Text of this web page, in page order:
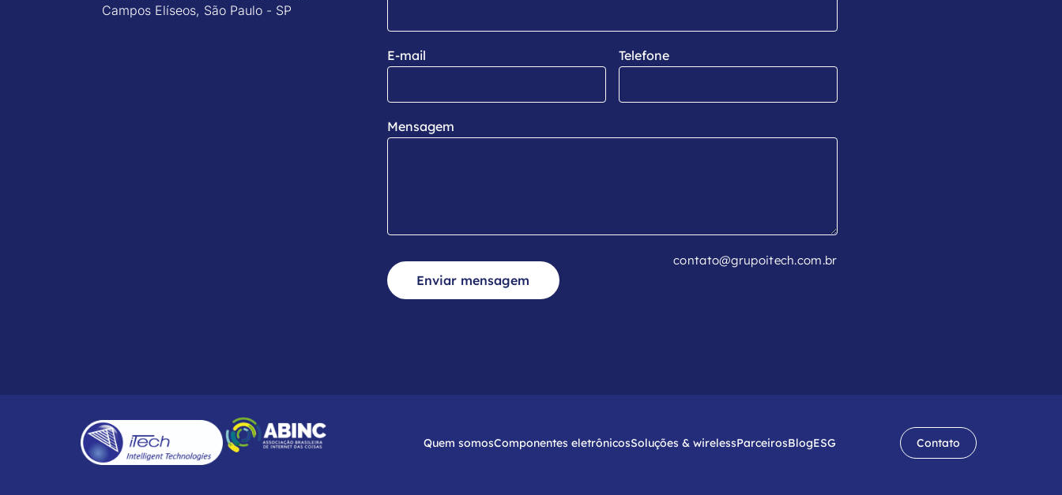
Campos Elíseos, São Paulo - SP
E-mail Telefone
Mensagem
Enviar mensagem
contato@grupoitech.com.br
Quem somosComponentes eletrônicosSoluções & wirelessParceirosBlogESG Contato